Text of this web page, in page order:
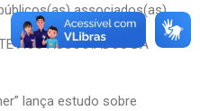
associados(as)
AOS ASSOCIADOS DA
lança estudo sobre